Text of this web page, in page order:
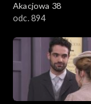
Akacjowa 38
odc. 894